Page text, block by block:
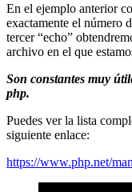
En el ejemplo anterior
exactamente el número
tercer “echo”
archivo en el que
Son constantes muy
php.
Puedes ver la lista
siguiente enlace:
https://www.php.net/